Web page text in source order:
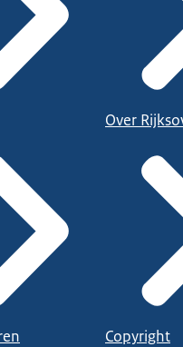
Over
Copyright